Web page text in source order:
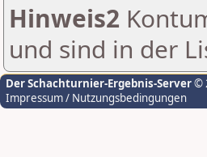
Hinweis2
und sind in der
Der Schachturnier-Ergebnis-Server©
Impressum / Nutzungsbedingungen